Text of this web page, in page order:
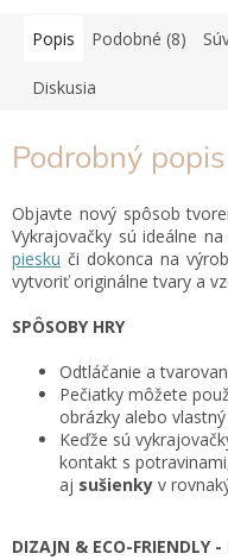
Popis Podobné (8)
Diskusia
Podrobný popis
Objavte nový spôsob
Vykrajovačky sú ideálne
piesku či dokonca na
vytvoriť originálne tvary a
SPÔSOBY HRY
Odtláčanie a
Pečiatky môžete
obrázky alebo
Keďže sú
kontakt s
aj sušienky v
DIZAJN & ECO-FRIENDLY -